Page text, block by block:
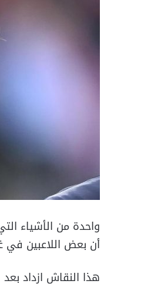
واحدة من الأشياء
أن بعض اللاعبين في